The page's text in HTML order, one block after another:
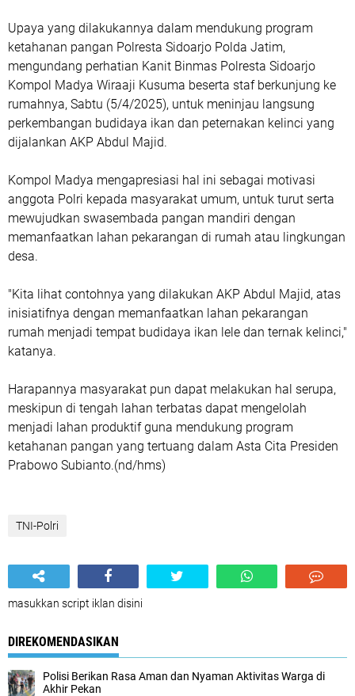
Upaya yang dilakukannya dalam mendukung program
ketahanan pangan Polresta Sidoarjo Polda Jatim,
mengundang perhatian Kanit Binmas Polresta Sidoarjo
Kompol Madya Wiraaji Kusuma beserta staf berkunjung ke
rumahnya, Sabtu (5/4/2025), untuk meninjau langsung
perkembangan budidaya ikan dan peternakan kelinci yang
dijalankan AKP Abdul Majid.
Kompol Madya mengapresiasi hal ini sebagai motivasi
anggota Polri kepada masyarakat umum, untuk turut serta
mewujudkan swasembada pangan mandiri dengan
memanfaatkan lahan pekarangan di rumah atau lingkungan
desa.
"Kita lihat contohnya yang dilakukan AKP Abdul Majid, atas
inisiatifnya dengan memanfaatkan lahan pekarangan
rumah menjadi tempat budidaya ikan lele dan ternak kelinci,"
katanya.
Harapannya masyarakat pun dapat melakukan hal serupa,
meskipun di tengah lahan terbatas dapat mengelolah
menjadi lahan produktif guna mendukung program
ketahanan pangan yang tertuang dalam Asta Cita Presiden
Prabowo Subianto.(nd/hms)
TNI-Polri
masukkan script iklan disini
DIREKOMENDASIKAN
Polisi Berikan Rasa Aman dan Nyaman Aktivitas Warga di
Akhir Pekan